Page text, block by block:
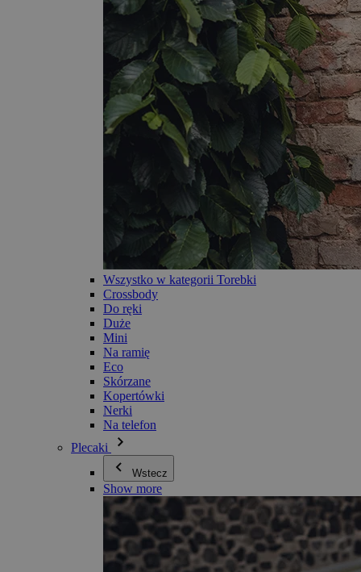
Wszystko w kategorii Torebki
Crossbody
Do ręki
Duże
Mini
Na ramię
Eco
Skórzane
Kopertówki
Nerki
Na telefon
Plecaki
Wstecz
Show more